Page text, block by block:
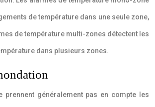
de température dans une seule zone,
de température multi-zones détectent les
dans plusieurs zones.
prennent généralement pas en compte les